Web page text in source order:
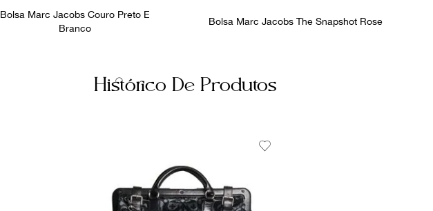
Bolsa Marc Jacobs Couro Preto E
Branco
Bolsa Marc Jacobs The Snapshot Rose
Histórico De Produtos